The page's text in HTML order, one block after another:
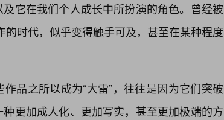
它在我们个人成长中所扮演的角色。曾经被
的时代，似乎变得触手可及，甚至在某种程度
品之所以成为“大雷”，往往是因为它们突破
更加成人化、更加写实，甚至更加极端的方